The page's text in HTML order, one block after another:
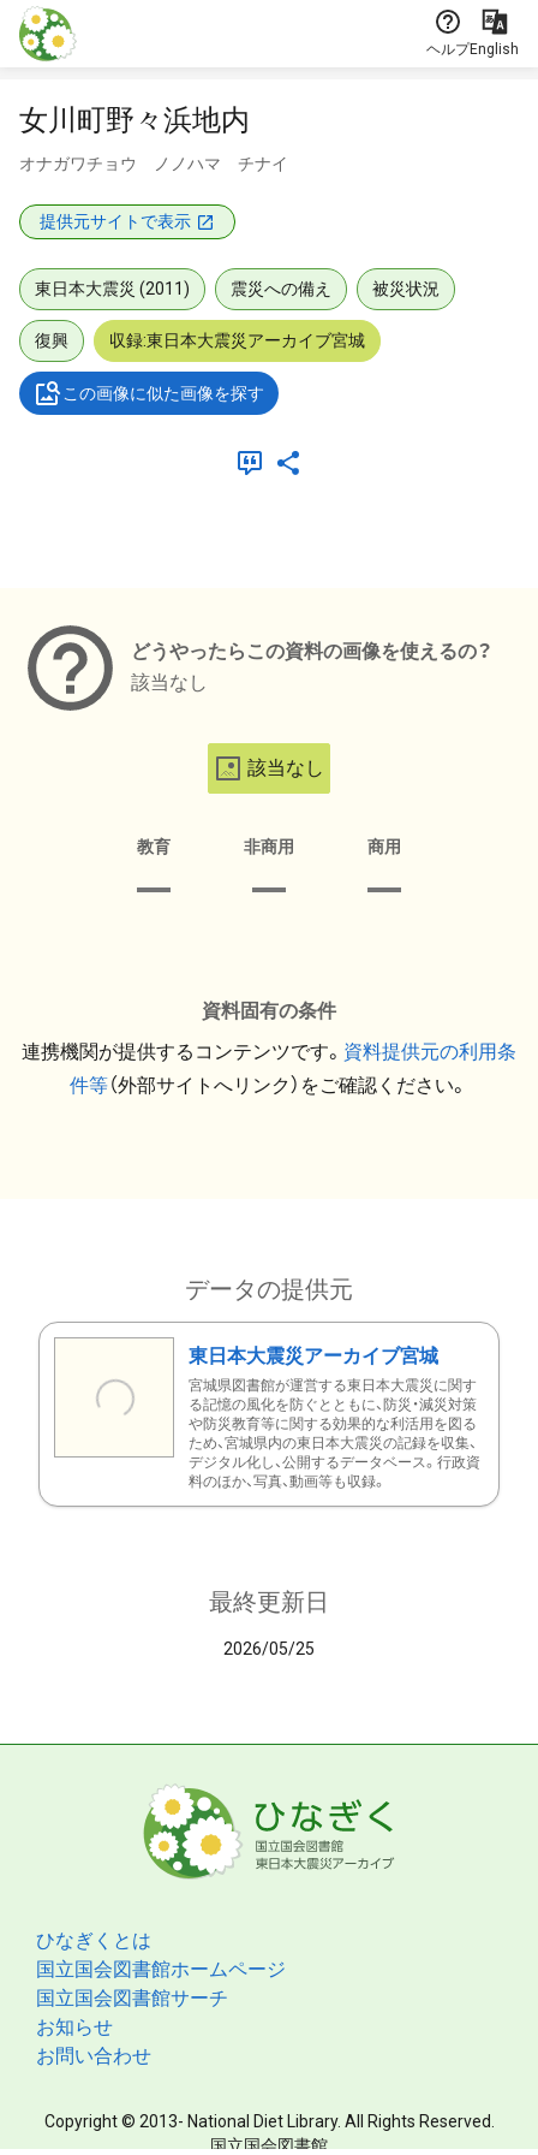
本文に飛ぶ
ヘルプEnglish
女川町野々浜地内
オナガワチョウ ノノハマ チナイ
提供元サイトで表示
東日本大震災 (2011) 震災への備え 被災状況
復興 収録:東日本大震災アーカイブ宮城
この画像に似た画像を探す
どうやったらこの資料の画像を使えるの？
該当なし
該当なし
教育 非商用 商用
資料固有の条件
連携機関が提供するコンテンツです。 資料提供元の利用条
件等（外部サイトへリンク）をご確認ください。
データの提供元
東日本大震災アーカイブ宮城
宮城県図書館が運営する東日本大震災に関す
る記憶の風化を防ぐとともに、防災・減災対策
や防災教育等に関する効果的な利活用を図る
ため、宮城県内の東日本大震災の記録を収集、
デジタル化し、公開するデータベース。行政資
料のほか、写真、動画等も収録。
最終更新日
2026/05/25
ひなぎくとは
国立国会図書館ホームページ
国立国会図書館サーチ
お知らせ
お問い合わせ
Copyright © 2013- National Diet Library. All Rights Reserved.